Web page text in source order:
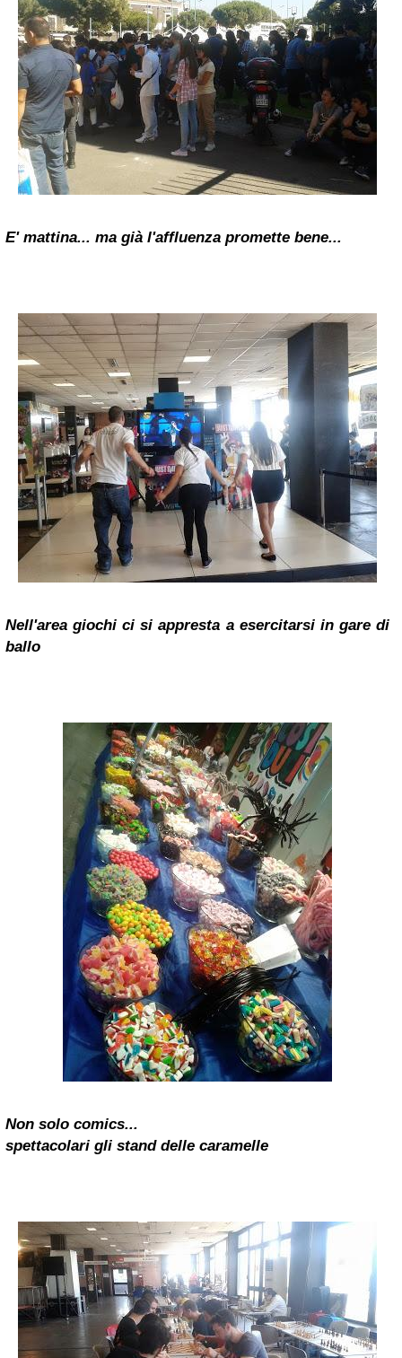
E' mattina... ma già l'affluenza promette bene...
Nell'area giochi ci si appresta a esercitarsi in gare di
ballo
Non solo comics...
spettacolari gli stand delle caramelle